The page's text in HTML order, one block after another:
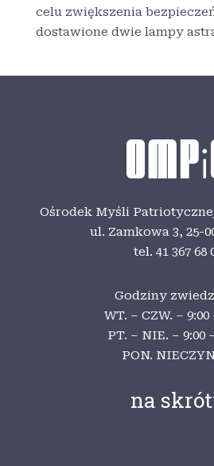
celu zwiększenia
dostawione dwie lampy
Ośrodek Myśli
ul. Zamkowa 3,25-
tel. 41 367 68
Godziny
WT. – CZW. – 9:00
PT. – NIE. – 9:00
PON.
na